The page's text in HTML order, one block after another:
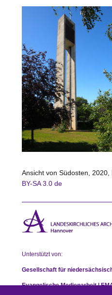
Ansicht von Südosten, 2020,
BY-SA 3.0 de
Unterstützt von:
Gesellschaft für
Evangelische Medienarbeit |